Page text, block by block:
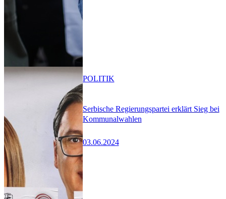
Serbische Regierungspartei erklärt Sieg bei
Kommunalwahlen
03.06.2024
POLITIK